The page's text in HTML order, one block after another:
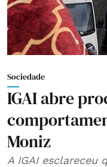
Sociedade
IGAI abre
Moniz
A IGAI esclareceu